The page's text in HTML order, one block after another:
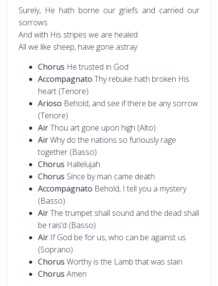
Surely, He hath borne our griefs and carried our
sorrows
And with His stripes we are healed
All we like sheep, have gone astray
Chorus He trusted in God
Accompagnato Thy rebuke hath broken His
heart (Tenore)
Arioso Behold, and see if there be any sorrow
(Tenore)
AirThou art gone upon high (Alto)
AirWhy do the nations so furiously rage
together (Basso)
Chorus Hallelujah
Chorus Since by man came death
Accompagnato Behold, I tell you a mystery
(Basso)
AirThe trumpet shall sound and the dead shall
be rais’d (Basso)
Air If God be for us, who can be against us
(Soprano)
Chorus Worthy is the Lamb that was slain
Chorus Amen